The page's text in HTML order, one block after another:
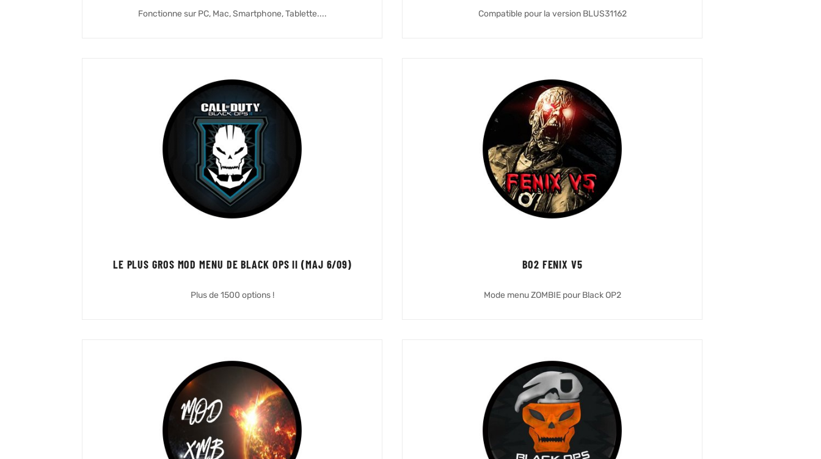
Fonctionne sur PC, Mac, Smartphone, Tablette.... Compatible pour la version BLUS31162
LE PLUS GROS MOD MENU DE BLACK OPS II (MAJ 6/09)
Plus de 1500 options !
BO2 FENIX V5
Mode menu ZOMBIE pour Black OP2